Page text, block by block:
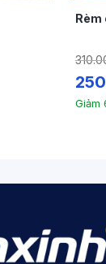
sản phẩm.
loại rèm phù
mục tiêu sử
Rèm
Giảm